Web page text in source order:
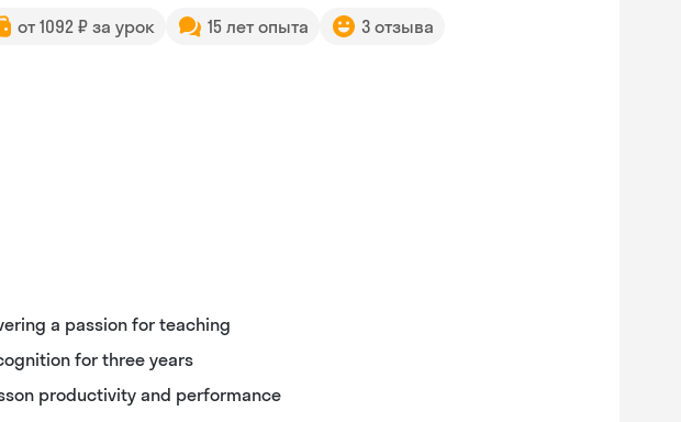
от 1092 ₽ за урок 15 лет опыта 3 отзыва
a passion for teaching
for three years
productivity and performance